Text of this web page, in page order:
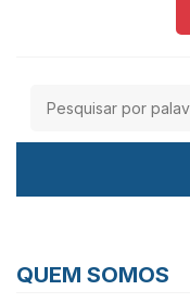
QUEM SOMOS